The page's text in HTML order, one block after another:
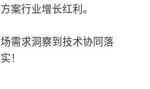
案行业增长红利。
需求洞察到技术协同落
！